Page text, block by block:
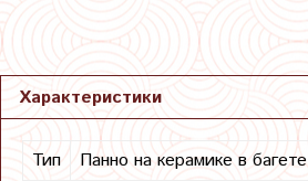
Характеристики
Тип Панно на керамике в багете